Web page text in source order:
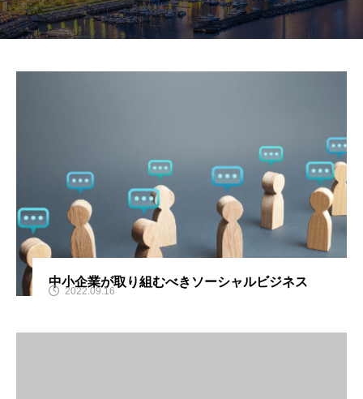
中小企業が取り組むべきソーシャルビジネス
2022.09.16